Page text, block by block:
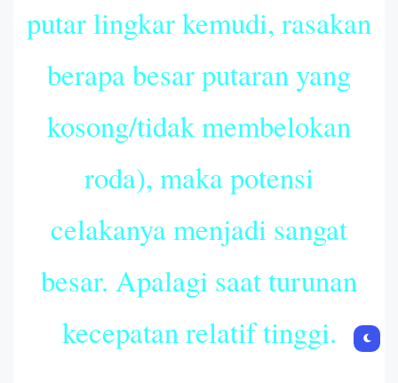
putar lingkar kemudi, rasakan
berapa besar putaran yang
kosong/tidak membelokan
roda), maka potensi
celakanya menjadi sangat
besar. Apalagi saat turunan
kecepatan relatif tinggi.